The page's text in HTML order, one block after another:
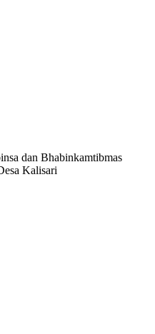
dan Bhabinkamtibmas
Kalisari